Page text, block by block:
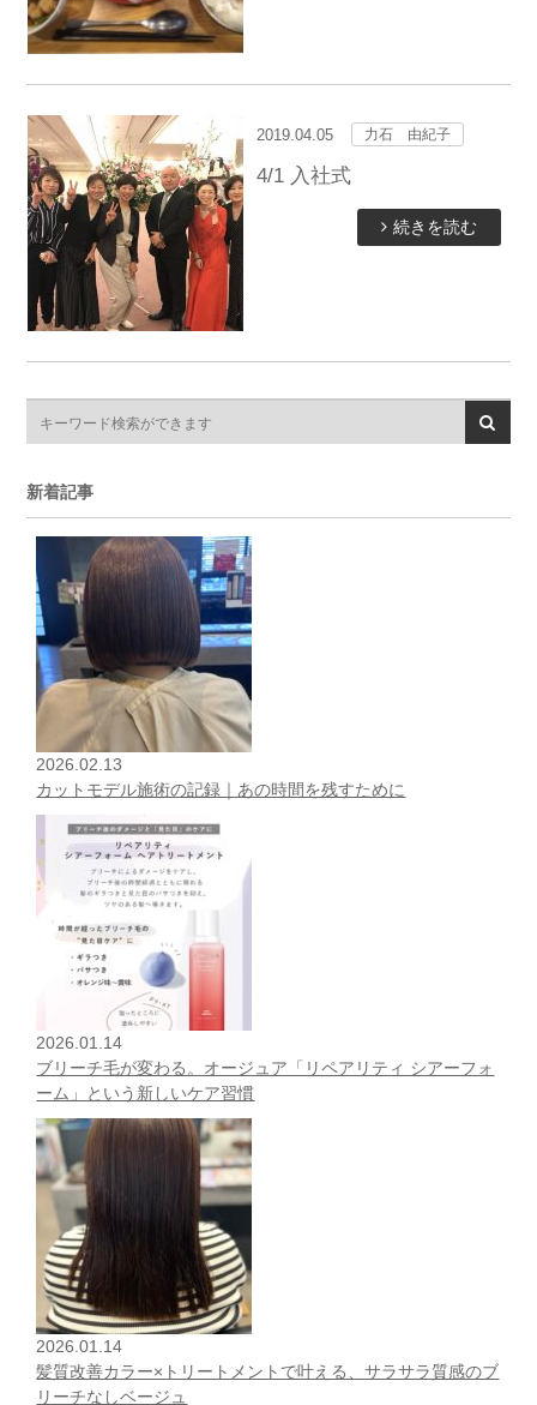
2019.04.05 力石 由紀子
4/1 入社式
続きを読む
新着記事
2026.02.13
カットモデル施術の記録｜あの時間を残すために
2026.01.14
ブリーチ毛が変わる。オージュア「リペアリティ シアーフォ
ーム」という新しいケア習慣
2026.01.14
髪質改善カラー×トリートメントで叶える、サラサラ質感のブ
リーチなしベージュ